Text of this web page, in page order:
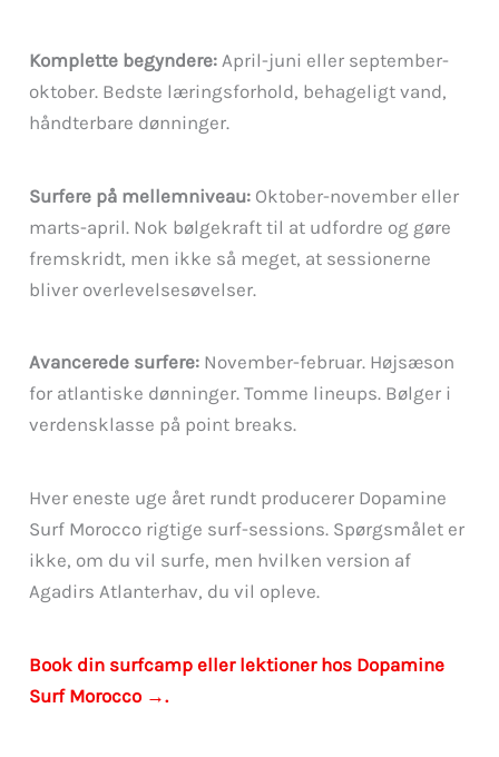
Komplette begyndere: April-juni eller september-
oktober. Bedste læringsforhold, behageligt vand,
håndterbare dønninger.
Surfere på mellemniveau: Oktober-november eller
marts-april. Nok bølgekraft til at udfordre og gøre
fremskridt, men ikke så meget, at sessionerne
bliver overlevelsesøvelser.
Avancerede surfere: November-februar. Højsæson
for atlantiske dønninger. Tomme lineups. Bølger i
verdensklasse på point breaks.
Hver eneste uge året rundt producerer Dopamine
Surf Morocco rigtige surf-sessions. Spørgsmålet er
ikke, om du vil surfe, men hvilken version af
Agadirs Atlanterhav, du vil opleve.
Book din surfcamp eller lektioner hos Dopamine
Surf Morocco →.